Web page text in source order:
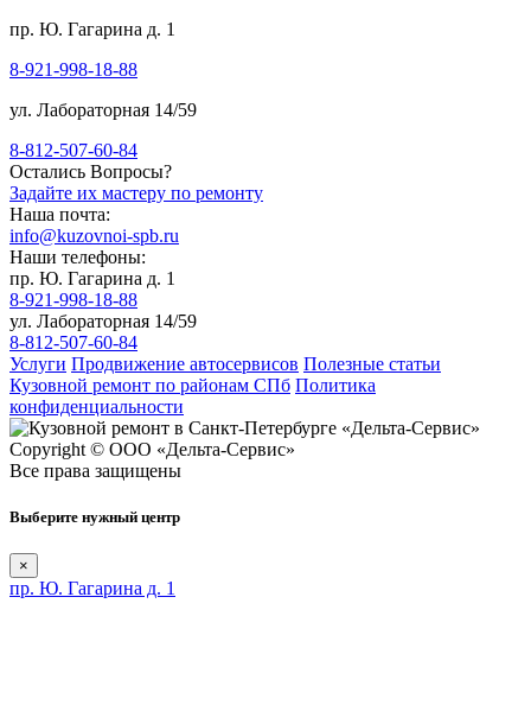
пр. Ю. Гагарина д. 1
8-921-998-18-88
ул. Лабораторная 14/59
8-812-507-60-84
Остались Вопросы?
Задайте их мастеру по ремонту
Наша почта:
info@kuzovnoi-spb.ru
Наши телефоны:
пр. Ю. Гагарина д. 1
8-921-998-18-88
ул. Лабораторная 14/59
8-812-507-60-84
Услуги Продвижение автосервисов Полезные статьи
Кузовной ремонт по районам СПб Политика
конфиденциальности
Copyright © ООО «Дельта-Сервис»
Все права защищены
Выберите нужный центр
×
пр. Ю. Гагарина д. 1